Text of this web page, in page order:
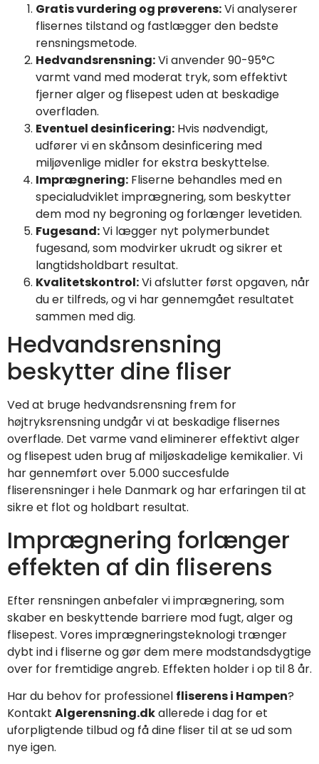
Gratis vurdering og prøverens:Vi analyserer
flisernes tilstand og fastlægger den bedste
rensningsmetode.
Hedvandsrensning:Vi anvender 90-95°C
varmt vand med moderat tryk, som effektivt
fjerner alger og flisepest uden at beskadige
overfladen.
Eventuel desinficering: Hvis nødvendigt,
udfører vi en skånsom desinficering med
miljøvenlige midler for ekstra beskyttelse.
Imprægnering: Fliserne behandles med en
specialudviklet imprægnering, som beskytter
dem mod ny begroning og forlænger levetiden.
Fugesand:Vi lægger nyt polymerbundet
fugesand, som modvirker ukrudt og sikrer et
langtidsholdbart resultat.
Kvalitetskontrol:Vi afslutter først opgaven, når
du er tilfreds, og vi har gennemgået resultatet
sammen med dig.
Hedvandsrensning
beskytter dine fliser
Ved at bruge hedvandsrensning frem for
højtryksrensning undgår vi at beskadige flisernes
overflade. Det varme vand eliminerer effektivt alger
og flisepest uden brug af miljøskadelige kemikalier. Vi
har gennemført over 5.000 succesfulde
fliserensninger i hele Danmark og har erfaringen til at
sikre et flot og holdbart resultat.
Imprægnering forlænger
effekten af din fliserens
Efter rensningen anbefaler vi imprægnering, som
skaber en beskyttende barriere mod fugt, alger og
flisepest. Vores imprægneringsteknologi trænger
dybt ind i fliserne og gør dem mere modstandsdygtige
over for fremtidige angreb. Effekten holder i op til 8 år.
Har du behov for professionel fliserens i Hampen?
Kontakt Algerensning.dkallerede i dag for et
uforpligtende tilbud og få dine fliser til at se ud som
nye igen.